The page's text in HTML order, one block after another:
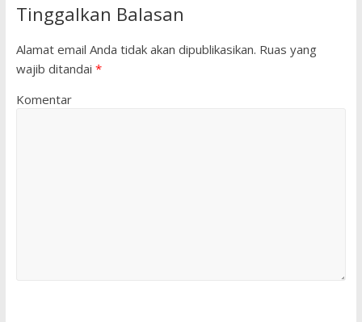
Tinggalkan Balasan
Alamat email Anda tidak akan dipublikasikan. Ruas yang
wajib ditandai *
Komentar